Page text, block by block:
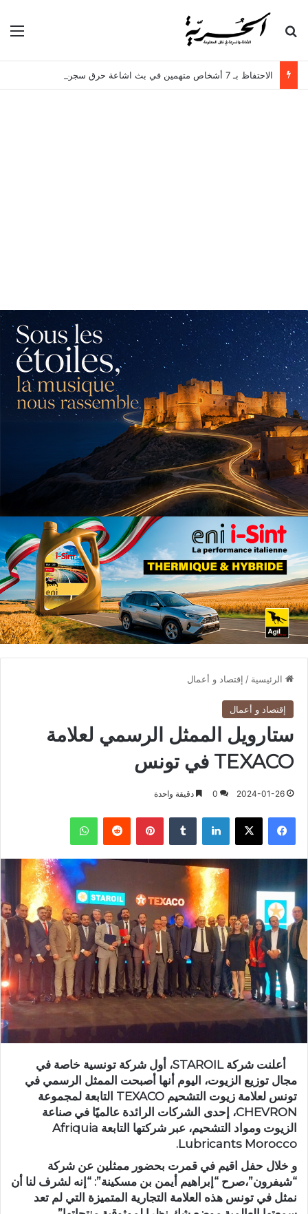
بحث عن
الاحتفاظ بـ 7 أشخاص متهمين في بث اشاعة حرق سجن المسعدين
الرئيسية / إقتصاد و أعمال
إقتصاد و أعمال
ستارويل الممثل الرسمي لعلامة
TEXACO في تونس
2024-01-26
0 دقيقة واحدة
فيسبوك X لينكدإن بينتيريست واتساب
أعلنت شركة STAROIL، أول شركة تونسية خاصة في
مجال توزيع الزيوت، اليوم أنها أصبحت الممثل الرسمي في
تونس لعلامة زيوت التشحيم TEXACO التابعة لمجموعة
CHEVRON، إحدى الشركات الرائدة عالميًا في صناعة
الزيوت ومواد التشحيم، عبر شركتها التابعة Afriquia
Lubricants Morocco.
و خلال حفل اقيم في قمرت بحضور ممثلين عن شركة
“شيفرون”،صرح “إبراهيم أيمن بن مسكينة”: “إنه لشرف لنا أن
نمثل في تونس هذه العلامة التجارية المتميزة التي لم تعد